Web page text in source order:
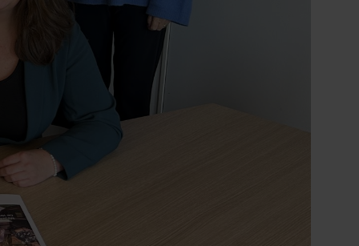
juiste zorg?
Direct contact
0900 8856